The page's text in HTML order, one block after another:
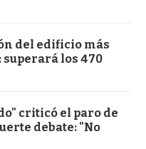
del edificio más
los 470
criticó el paro de
debate: "No